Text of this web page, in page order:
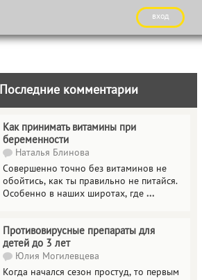
вход
Последние комментарии
Как принимать витамины при
беременности
Наталья Блинова
Совершенно точно без витаминов не
обойтись, как ты правильно не питайся.
Особенно в наших широтах, где ...
Противовирусные препараты для
детей до 3 лет
Юлия Могилевцева
Когда начался сезон простуд, то первым